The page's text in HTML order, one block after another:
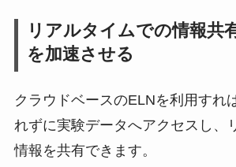
リアルタイムでの情報共
を加速させる
クラウドベースのELNを利用すれ
れずに実験データへアクセスし、
情報を共有できます。